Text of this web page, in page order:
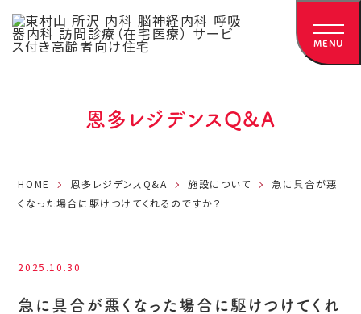
MENU
恩多レジデンスQ&A
HOME 恩多レジデンスQ&A 施設について
急に具合が悪
くなった場合に駆けつけてくれるのですか？
2025.10.30
急に具合が悪くなった場合に駆けつけてくれ